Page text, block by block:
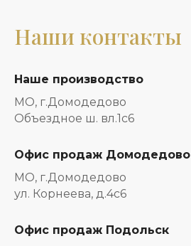
Наши контакты
Наше производство
МО, г.Домодедово
Объездное ш. вл.1с6
Офис продаж Домодедово
МО, г.Домодедово
ул. Корнеева, д.4с6
Офис продаж Подольск